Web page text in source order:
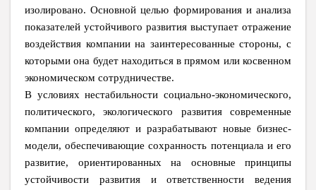
изолировано. Основной целью формирования и анализа
показателей устойчивого развития выступает отражение
воздействия компании на заинтересованные стороны, с
которыми она будет находиться в прямом или косвенном
экономическом сотрудничестве.
В условиях нестабильности социально-экономического,
политического, экологического развития современные
компании определяют и разрабатывают новые бизнес-
модели, обеспечивающие сохранность потенциала и его
развитие, ориентированных на основные принципы
устойчивости развития и ответственности ведения